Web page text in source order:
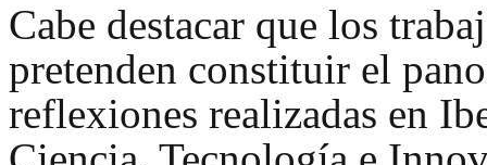
Cabe destacar que los
pretenden constituir el
reflexiones realizadas en